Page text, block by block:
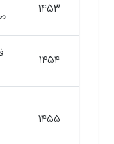
1453
1454
1455